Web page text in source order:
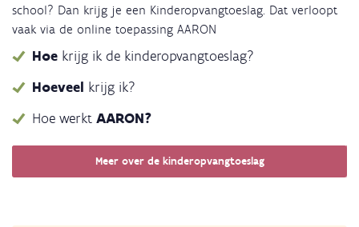
school? Dan krijg je een Kinderopvangtoeslag. Dat verloopt
vaak via de online toepassing AARON
Hoe krijg ik de kinderopvangtoeslag?
Hoeveel krijg ik?
Hoe werkt AARON?
Meer over de kinderopvangtoeslag